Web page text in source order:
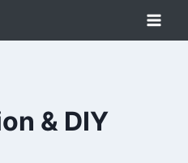
& DIY